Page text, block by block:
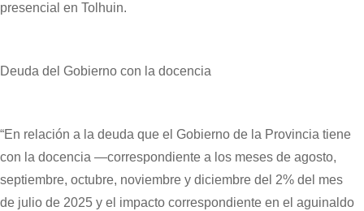
presencial en Tolhuin.
Deuda del Gobierno con la docencia
“En relación a la deuda que el Gobierno de la Provincia tiene
con la docencia —correspondiente a los meses de agosto,
septiembre, octubre, noviembre y diciembre del 2% del mes
de julio de 2025 y el impacto correspondiente en el aguinaldo